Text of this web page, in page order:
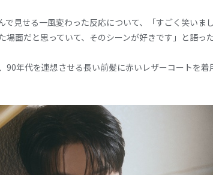
見せる一風変わった反応について、「すごく笑いま
面だと思っていて、そのシーンが好きです」と語った
年代を連想させる長い前髪に赤いレザーコートを